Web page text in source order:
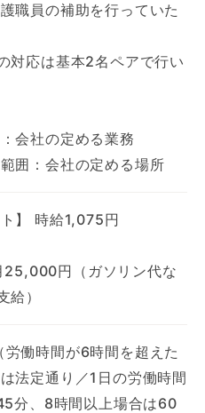
職員の補助を行っていた
対応は基本2名ペアで行い
会社の定める業務
囲：会社の定める場所
ト】 時給1,075円
25,000円（ガソリン代な
給）
働時間が6時間を超えた
法定通り／1日の労働時間
分、8時間以上場合は60